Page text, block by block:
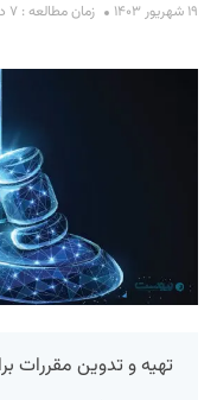
۱۹ شهریور ۱۴۰۳ زمان مطالعه : ۷ دقیقه
تهیه و تدوین